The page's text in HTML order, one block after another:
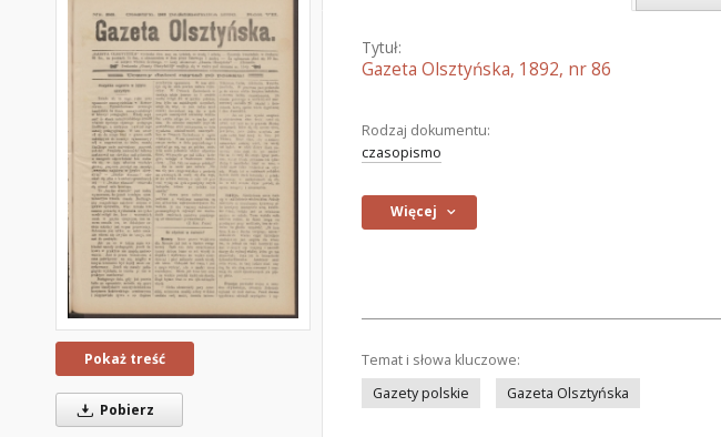
Pokaż treść
Pobierz
Tytuł:
Gazeta Olsztyńska, 1892, nr 86
Rodzaj dokumentu:
czasopismo
Więcej
Temat i słowa kluczowe:
Gazety polskie
Gazeta Olsztyńska